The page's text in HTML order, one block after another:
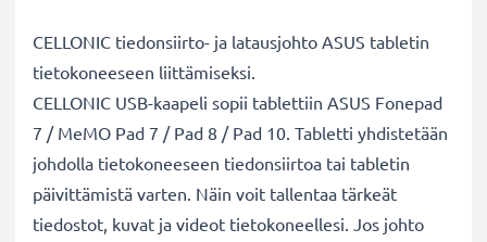
CELLONIC tiedonsiirto- ja latausjohto ASUS tabletin
tietokoneeseen liittämiseksi.
CELLONIC USB-kaapeli sopii tablettiin ASUS Fonepad
7 / MeMO Pad 7 / Pad 8 / Pad 10. Tabletti yhdistetään
johdolla tietokoneeseen tiedonsiirtoa tai tabletin
päivittämistä varten. Näin voit tallentaa tärkeät
tiedostot, kuvat ja videot tietokoneellesi. Jos johto